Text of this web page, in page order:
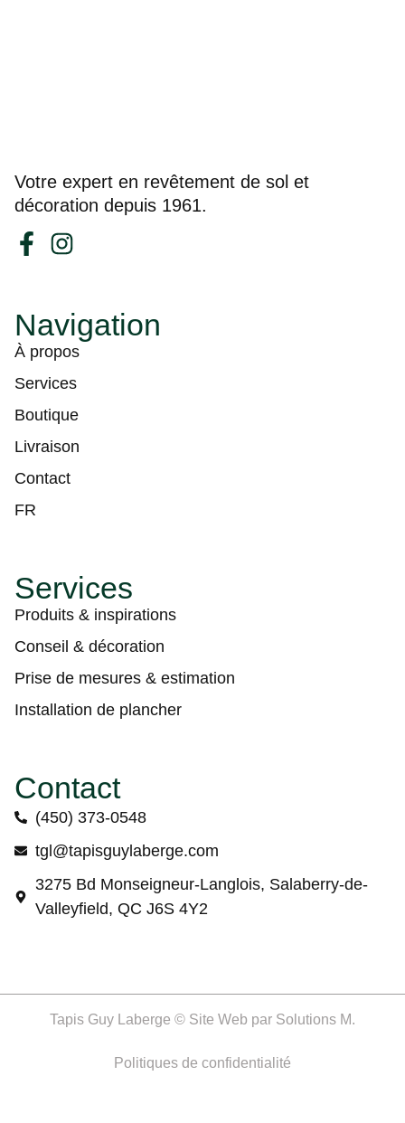
Votre expert en revêtement de sol et
décoration depuis 1961.
Navigation
À propos
Services
Boutique
Livraison
Contact
FR
Services
Produits & inspirations
Conseil & décoration
Prise de mesures & estimation
Installation de plancher
Contact
(450) 373-0548
tgl@tapisguylaberge.com
3275 Bd Monseigneur-Langlois, Salaberry-de-
Valleyfield, QC J6S 4Y2
Tapis Guy Laberge © Site Web par Solutions M.
Politiques de confidentialité